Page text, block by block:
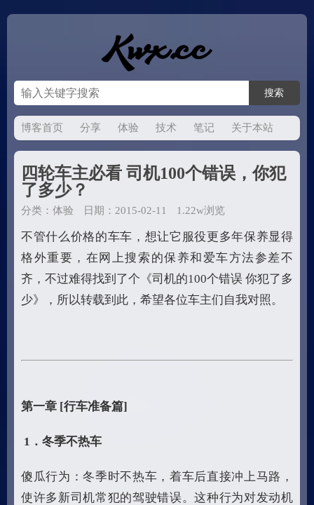
博客首页 分享 体验 技术 笔记 关于本站
四轮车主必看 司机100个错误，你犯
了多少？
分类： 体验 日期：2015-02-11 1.22w浏览
不管什么价格的车车，想让它服役更多年保养显得
格外重要，在网上搜索的保养和爱车方法参差不
齐，不过难得找到了个《司机的100个错误 你犯了多
少》，所以转载到此，希望各位车主们自我对照。
第一章 [行车准备篇]
1 ．冬季不热车
傻瓜行为：冬季时不热车，着车后直接冲上马路，
使许多新司机常犯的驾驶错误。这种行为对发动机